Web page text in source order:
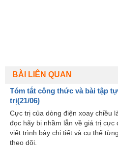
BÀI LIÊN QUAN
Tóm tắt công thức và bài tập
trị(21/06)
Cực trị của dòng điện xoay chiều
đọc hãy bị nhầm lẫn về giá trị
viết trình bày chi tiết và cụ thể
theo dõi.